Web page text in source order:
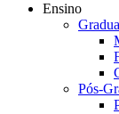
Ensino
Pós-